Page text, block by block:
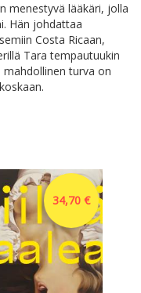
menestyvä lääkäri, jolla
Hän johdattaa
Costa Ricaan,
Tara tempautuukin
turva on
34,70 €